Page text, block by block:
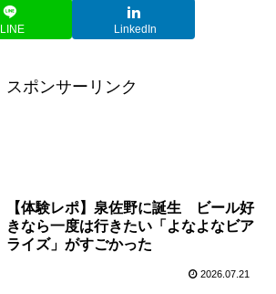
LINE LinkedIn
スポンサーリンク
【体験レポ】泉佐野に誕生 ビール好
きなら一度は行きたい「よなよなビア
ライズ」がすごかった
2026.07.21